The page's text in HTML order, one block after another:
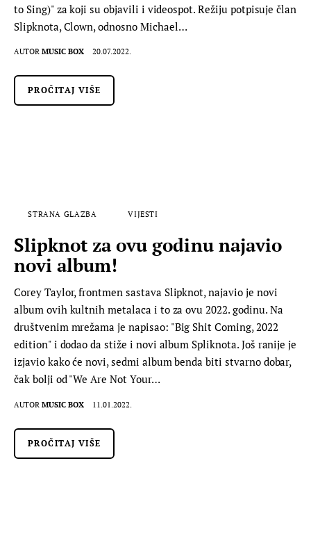
to Sing)" za koji su objavili i videospot. Režiju potpisuje član
Slipknota, Clown, odnosno Michael…
AUTOR MUSIC BOX 20.07.2022.
PROČITAJ VIŠE
STRANA GLAZBA VIJESTI
Slipknot za ovu godinu najavio
novi album!
Corey Taylor, frontmen sastava Slipknot, najavio je novi
album ovih kultnih metalaca i to za ovu 2022. godinu. Na
društvenim mrežama je napisao: "Big Shit Coming, 2022
edition" i dodao da stiže i novi album Spliknota. Još ranije je
izjavio kako će novi, sedmi album benda biti stvarno dobar,
čak bolji od "We Are Not Your…
AUTOR MUSIC BOX 11.01.2022.
PROČITAJ VIŠE